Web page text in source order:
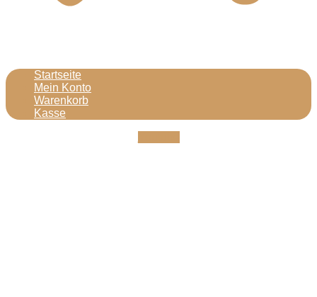
Startseite
Mein Konto
Warenkorb
Kasse